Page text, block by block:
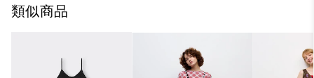
類似商品